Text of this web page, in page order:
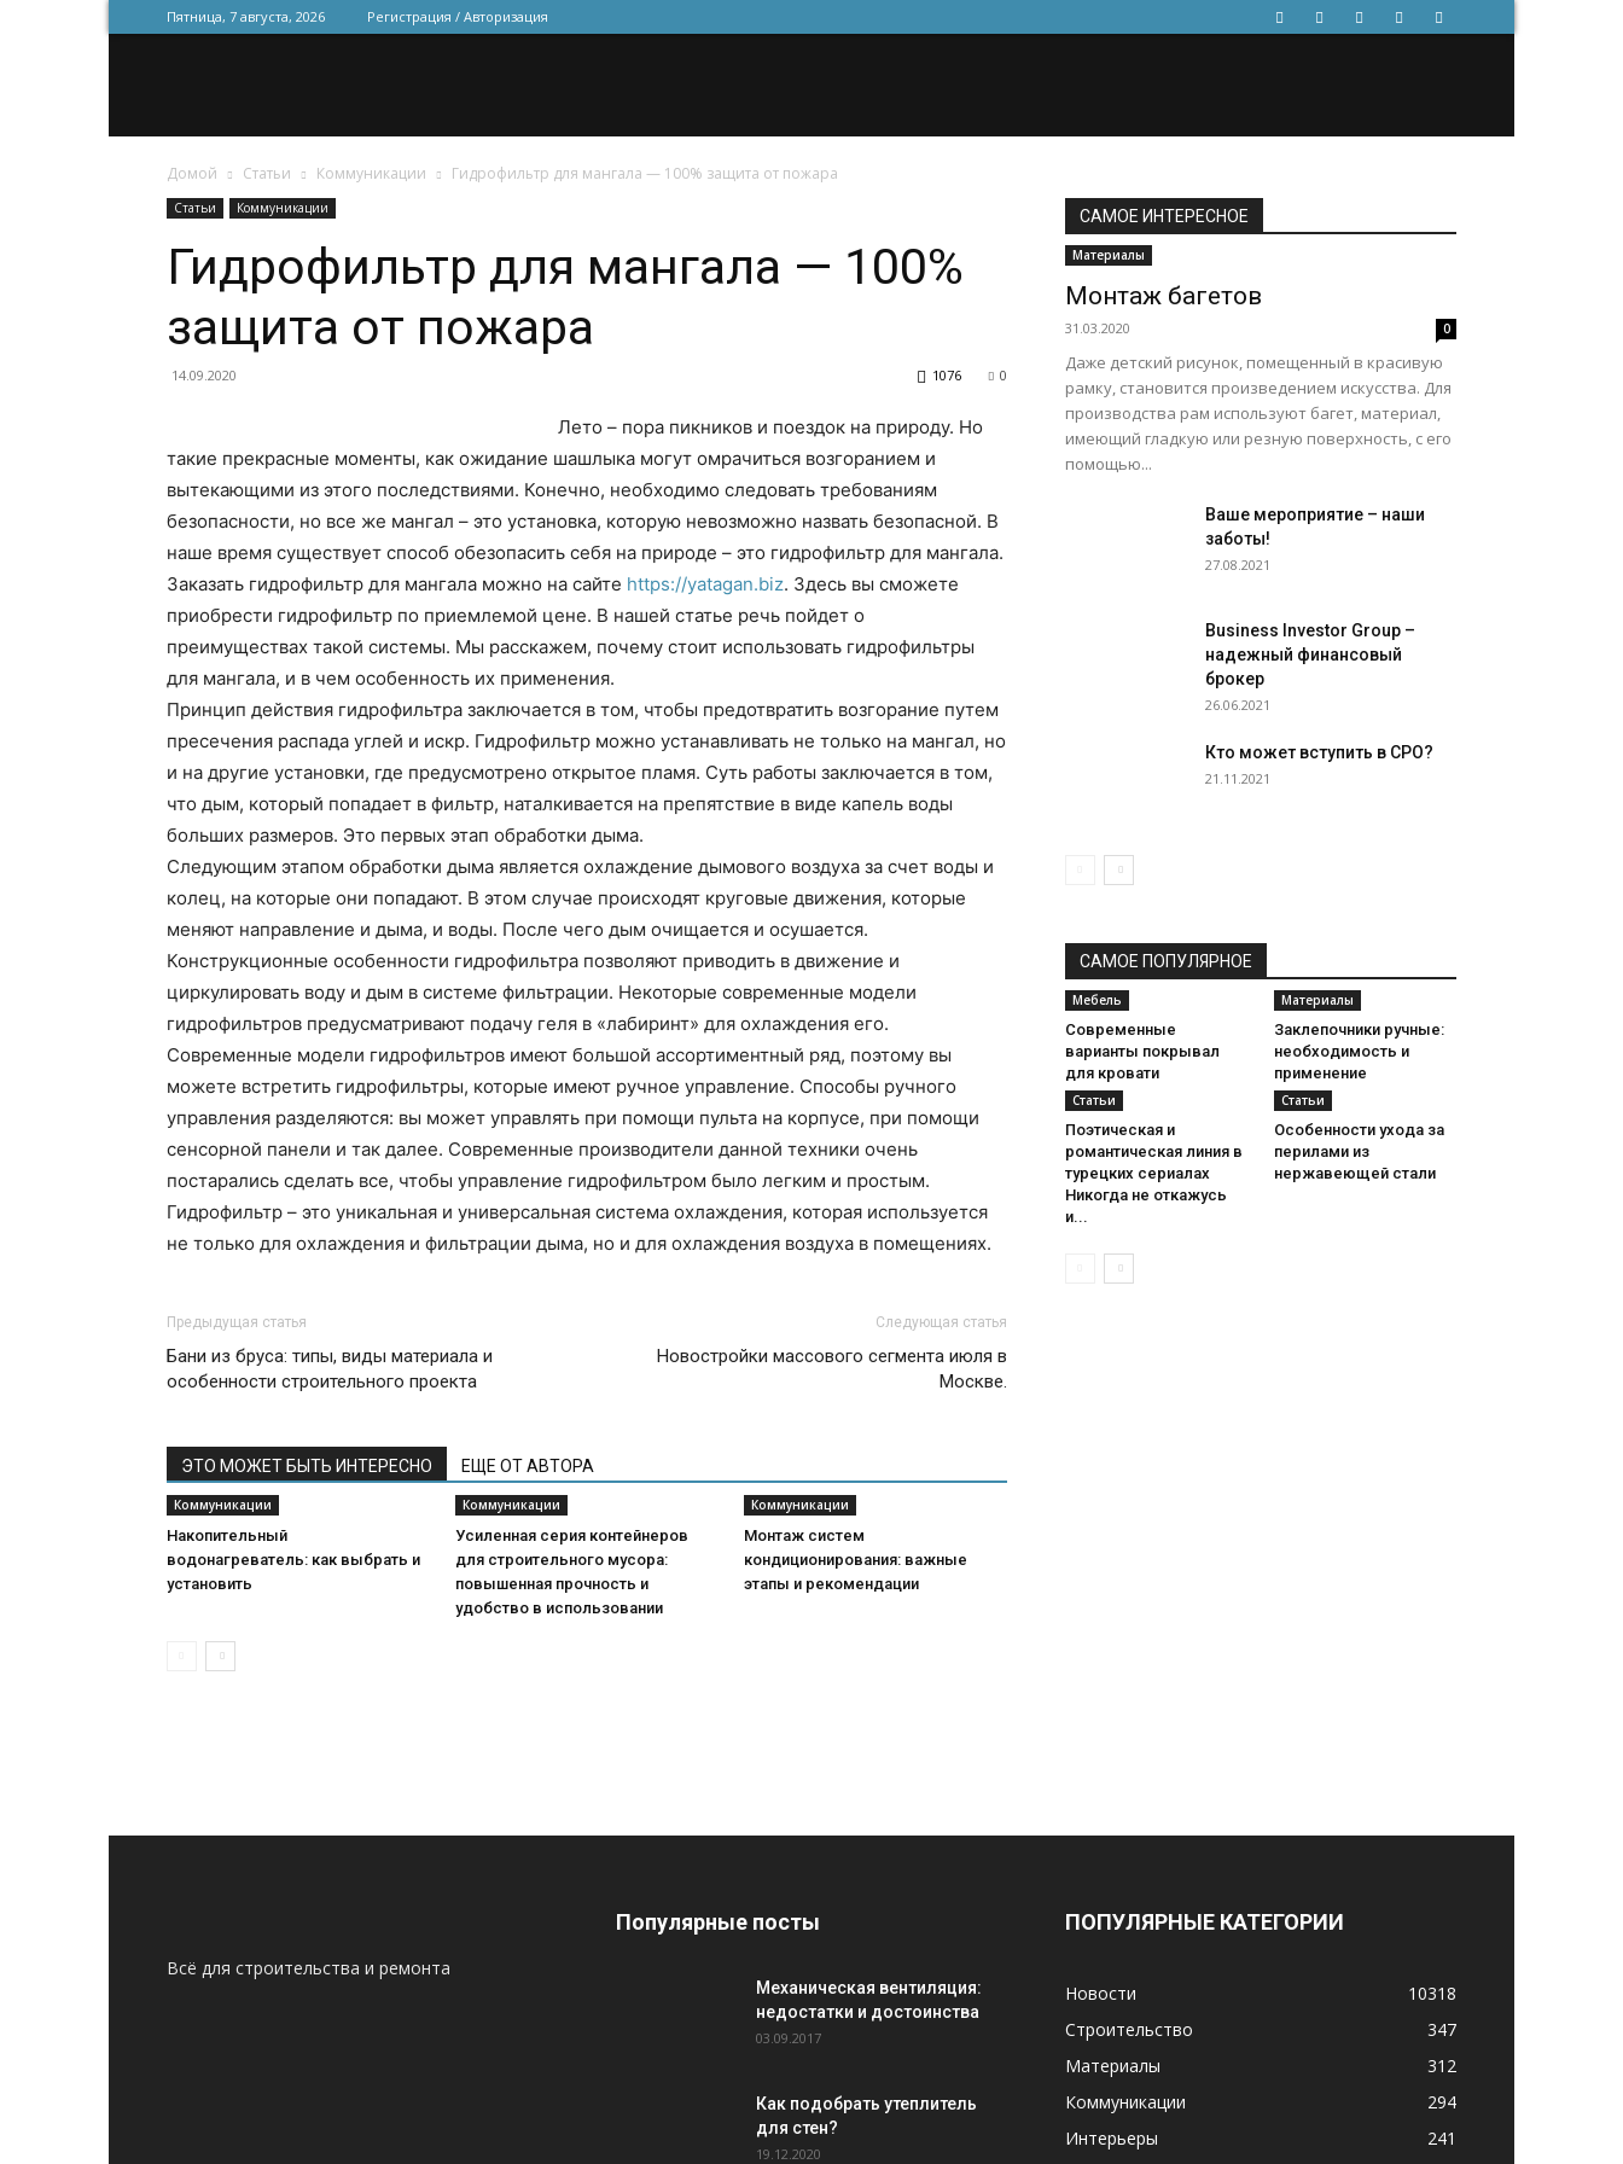
Пятница, 7 августа, 2026 Регистрация / Авторизация
Домой Статьи Коммуникации Гидрофильтр для мангала — 100% защита от пожара
Статьи Коммуникации
Гидрофильтр для мангала — 100%
защита от пожара
14.09.2020 0
1076
Лето – пора пикников и поездок на природу. Но
такие прекрасные моменты, как ожидание шашлыка могут омрачиться возгоранием и
вытекающими из этого последствиями. Конечно, необходимо следовать требованиям
безопасности, но все же мангал – это установка, которую невозможно назвать безопасной. В
наше время существует способ обезопасить себя на природе – это гидрофильтр для мангала.
Заказать гидрофильтр для мангала можно на сайте https://yatagan.biz. Здесь вы сможете
приобрести гидрофильтр по приемлемой цене. В нашей статье речь пойдет о
преимуществах такой системы. Мы расскажем, почему стоит использовать гидрофильтры
для мангала, и в чем особенность их применения.
Принцип действия гидрофильтра заключается в том, чтобы предотвратить возгорание путем
пресечения распада углей и искр. Гидрофильтр можно устанавливать не только на мангал, но
и на другие установки, где предусмотрено открытое пламя. Суть работы заключается в том,
что дым, который попадает в фильтр, наталкивается на препятствие в виде капель воды
больших размеров. Это первых этап обработки дыма.
Следующим этапом обработки дыма является охлаждение дымового воздуха за счет воды и
колец, на которые они попадают. В этом случае происходят круговые движения, которые
меняют направление и дыма, и воды. После чего дым очищается и осушается.
Конструкционные особенности гидрофильтра позволяют приводить в движение и
циркулировать воду и дым в системе фильтрации. Некоторые современные модели
гидрофильтров предусматривают подачу геля в «лабиринт» для охлаждения его.
Современные модели гидрофильтров имеют большой ассортиментный ряд, поэтому вы
можете встретить гидрофильтры, которые имеют ручное управление. Способы ручного
управления разделяются: вы может управлять при помощи пульта на корпусе, при помощи
сенсорной панели и так далее. Современные производители данной техники очень
постарались сделать все, чтобы управление гидрофильтром было легким и простым.
Гидрофильтр – это уникальная и универсальная система охлаждения, которая используется
не только для охлаждения и фильтрации дыма, но и для охлаждения воздуха в помещениях.
Предыдущая статья
Бани из бруса: типы, виды материала и
особенности строительного проекта
Следующая статья
Новостройки массового сегмента июля в
Москве.
ЭТО МОЖЕТ БЫТЬ ИНТЕРЕСНО ЕЩЕ ОТ АВТОРА
Коммуникации
Накопительный
водонагреватель: как выбрать и
установить
Коммуникации
Усиленная серия контейнеров
для строительного мусора:
повышенная прочность и
удобство в использовании
Коммуникации
Монтаж систем
кондиционирования: важные
этапы и рекомендации
САМОЕ ИНТЕРЕСНОЕ
Материалы
Монтаж багетов
31.03.2020 0
Даже детский рисунок, помещенный в красивую
рамку, становится произведением искусства. Для
производства рам используют багет, материал,
имеющий гладкую или резную поверхность, с его
помощью...
Ваше мероприятие – наши
заботы!
27.08.2021
Business Investor Group –
надежный финансовый
брокер
26.06.2021
Кто может вступить в СРО?
21.11.2021
САМОЕ ПОПУЛЯРНОЕ
Мебель
Современные
варианты покрывал
для кровати
Материалы
Заклепочники ручные:
необходимость и
применение
Статьи
Поэтическая и
романтическая линия в
турецких сериалах
Никогда не откажусь
и...
Статьи
Особенности ухода за
перилами из
нержавеющей стали
Всё для строительства и ремонта
Популярные посты
Механическая вентиляция:
недостатки и достоинства
03.09.2017
Как подобрать утеплитель
для стен?
19.12.2020
ПОПУЛЯРНЫЕ КАТЕГОРИИ
Новости
10318
Строительство
347
Материалы
312
Коммуникации
294
Интерьеры
241